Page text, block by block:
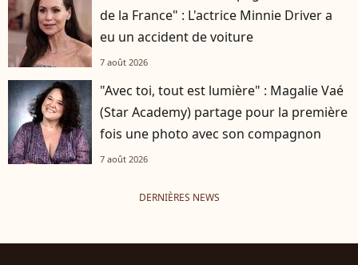
de la France" : L'actrice Minnie Driver a
eu un accident de voiture
7 août 2026
"Avec toi, tout est lumière" : Magalie Vaé
(Star Academy) partage pour la première
fois une photo avec son compagnon
7 août 2026
DERNIÈRES NEWS